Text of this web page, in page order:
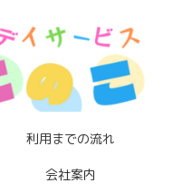
利用までの流れ
会社案内